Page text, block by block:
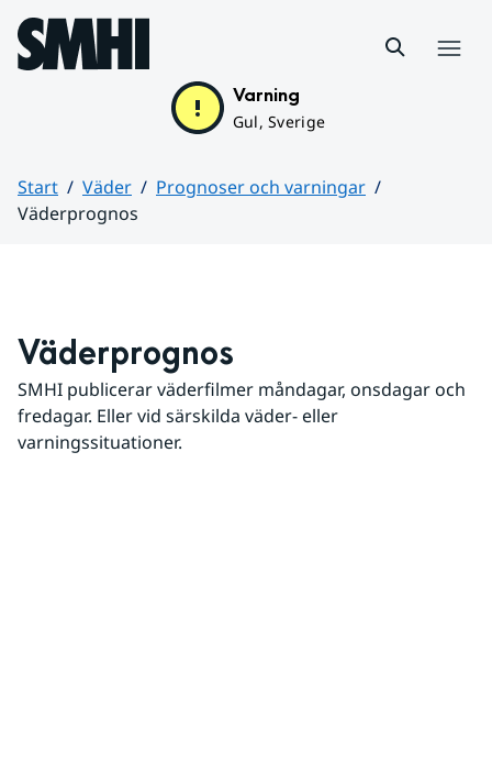
Hoppa till sidans innehåll
Varning
Gul, Sverige
Start Väder
Prognoser och varningar
Väderprognos
Väderprognos
SMHI publicerar väderfilmer måndagar, onsdagar och
fredagar. Eller vid särskilda väder- eller
varningssituationer.